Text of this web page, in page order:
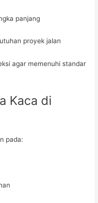
panjang
proyek jalan
agar memenuhi standar
Kaca di
pada: